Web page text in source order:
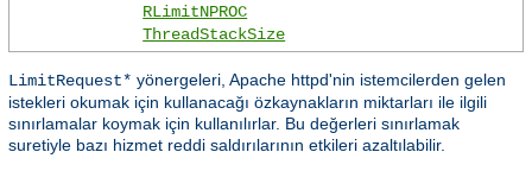
RLimitNPROC
ThreadStackSize
LimitRequest* yönergeleri, Apache httpd'nin istemcilerden gelen
istekleri okumak için kullanacağı özkaynakların miktarları ile ilgili
sınırlamalar koymak için kullanılırlar. Bu değerleri sınırlamak
suretiyle bazı hizmet reddi saldırılarının etkileri azaltılabilir.